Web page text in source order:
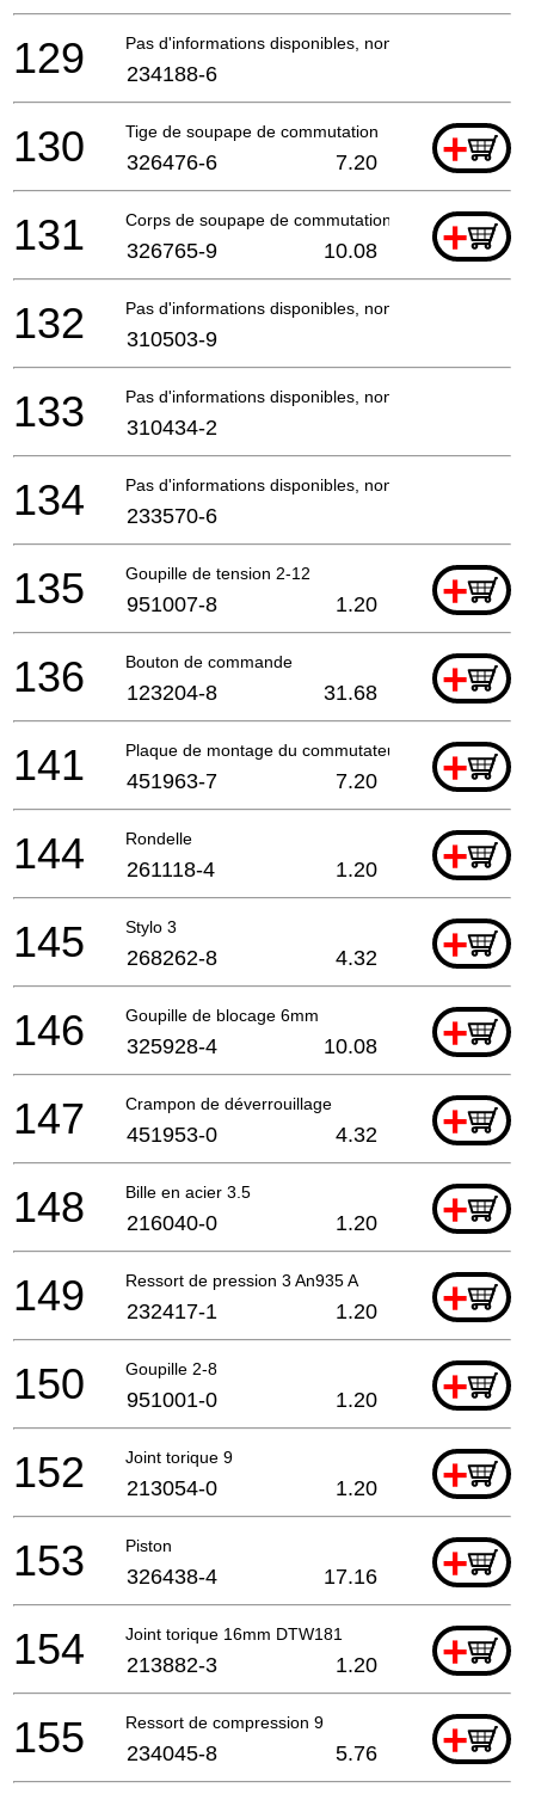
Pas d'informations disponibles, non commandable
129 234188-6
Tige de soupape de commutation +
130 326476-6 7.20
Corps de soupape de commutation +
131 326765-9 10.08
Pas d'informations disponibles, non commandable
132 310503-9
Pas d'informations disponibles, non commandable
133 310434-2
Pas d'informations disponibles, non commandable
134 233570-6
Goupille de tension 2-12 +
135 951007-8 1.20
Bouton de commande +
136 123204-8 31.68
Plaque de montage du commutateur +
141 451963-7 7.20
Rondelle +
144 261118-4 1.20
Stylo 3 +
145 268262-8 4.32
Goupille de blocage 6mm +
146 325928-4 10.08
Crampon de déverrouillage +
147 451953-0 4.32
Bille en acier 3.5 +
148 216040-0 1.20
Ressort de pression 3 An935 A +
149 232417-1 1.20
Goupille 2-8 +
150 951001-0 1.20
Joint torique 9 +
152 213054-0 1.20
Piston +
153 326438-4 17.16
Joint torique 16mm DTW181 +
154 213882-3 1.20
Ressort de compression 9 +
155 234045-8 5.76